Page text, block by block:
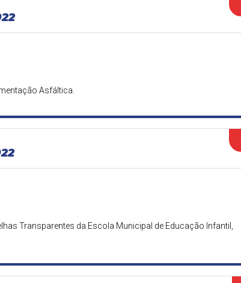
Asfáltica.
Transparentes da Escola Municipal de Educação Infantil,